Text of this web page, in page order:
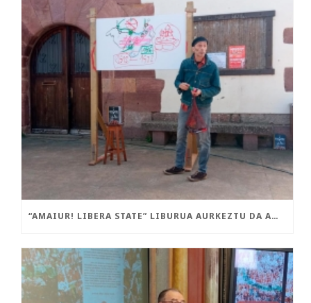
“AMAIUR! LIBERA STATE” LIBURUA AURKEZTU DA AMAIURREN